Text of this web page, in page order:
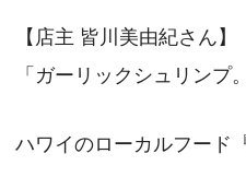
【店主 皆川美由紀さん】
「ガーリックシュリンプ
ハワイのローカルフード